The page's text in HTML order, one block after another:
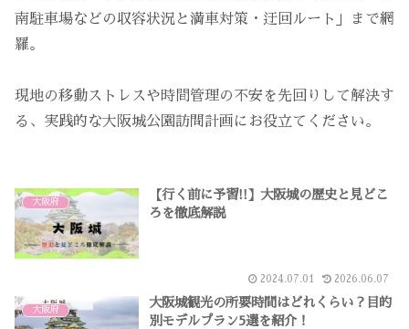
南駐車場などの収容状況と満車対策・迂回ルート」まで網
羅。
現地の移動ストレスや時間管理の不安を先回りして解決す
る、実践的な大阪城公園訪問計画にお役立てください。
大阪府
【行く前に予習!!】大阪城の歴史と見どこ
ろを徹底解説
2024.07.01 2026.06.07
大阪府
大阪城観光の所要時間はどれくらい？目的
別モデルプラン5選を紹介！